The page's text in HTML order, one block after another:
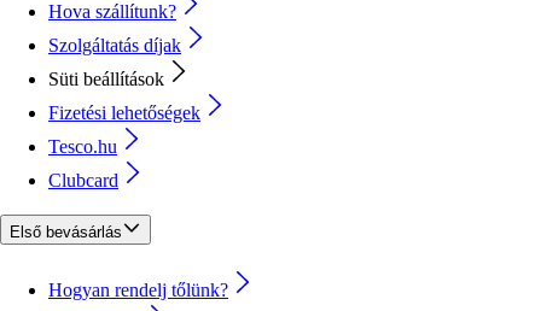
Hova szállítunk?
Szolgáltatás díjak
Süti beállítások
Fizetési lehetőségek
Tesco.hu
Clubcard
Első bevásárlás
Hogyan rendelj tőlünk?